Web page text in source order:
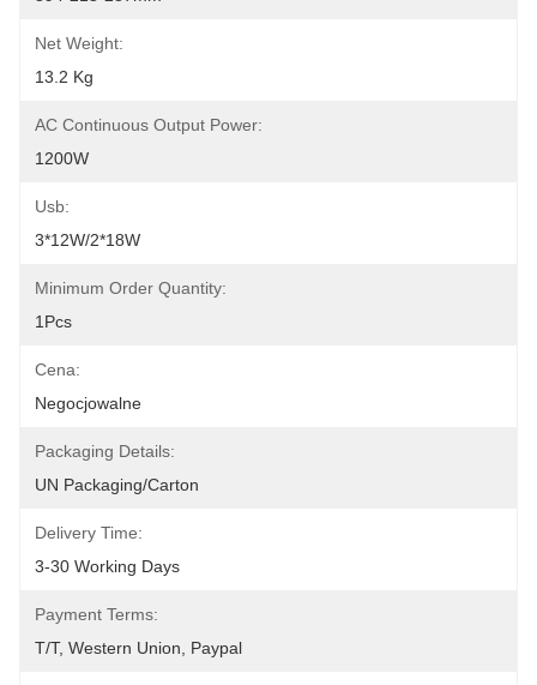
Net Weight:
13.2 Kg
AC Continuous Output Power:
1200W
Usb:
3*12W/2*18W
Minimum Order Quantity:
1Pcs
Cena:
Negocjowalne
Packaging Details:
UN Packaging/Carton
Delivery Time:
3-30 Working Days
Payment Terms:
T/T, Western Union, Paypal